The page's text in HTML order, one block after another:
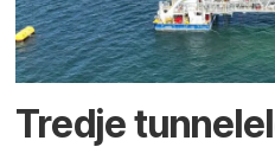
Tredje